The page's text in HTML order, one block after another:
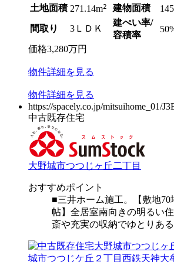
土地面積 271.14m2 建物面積
間取り 3ＬＤＫ
建ぺい率/
容積率
価格3,280万円
物件詳細を見る
物件詳細を見る
https://spacely.co.jp/mitsuihome_01/
中古既存住宅
大野城市つつじヶ丘二丁目
おすすめポイント
■三井ホーム施工。【敷地70
帖】全居室南向きの明るい
斎や充実の収納でゆとりある